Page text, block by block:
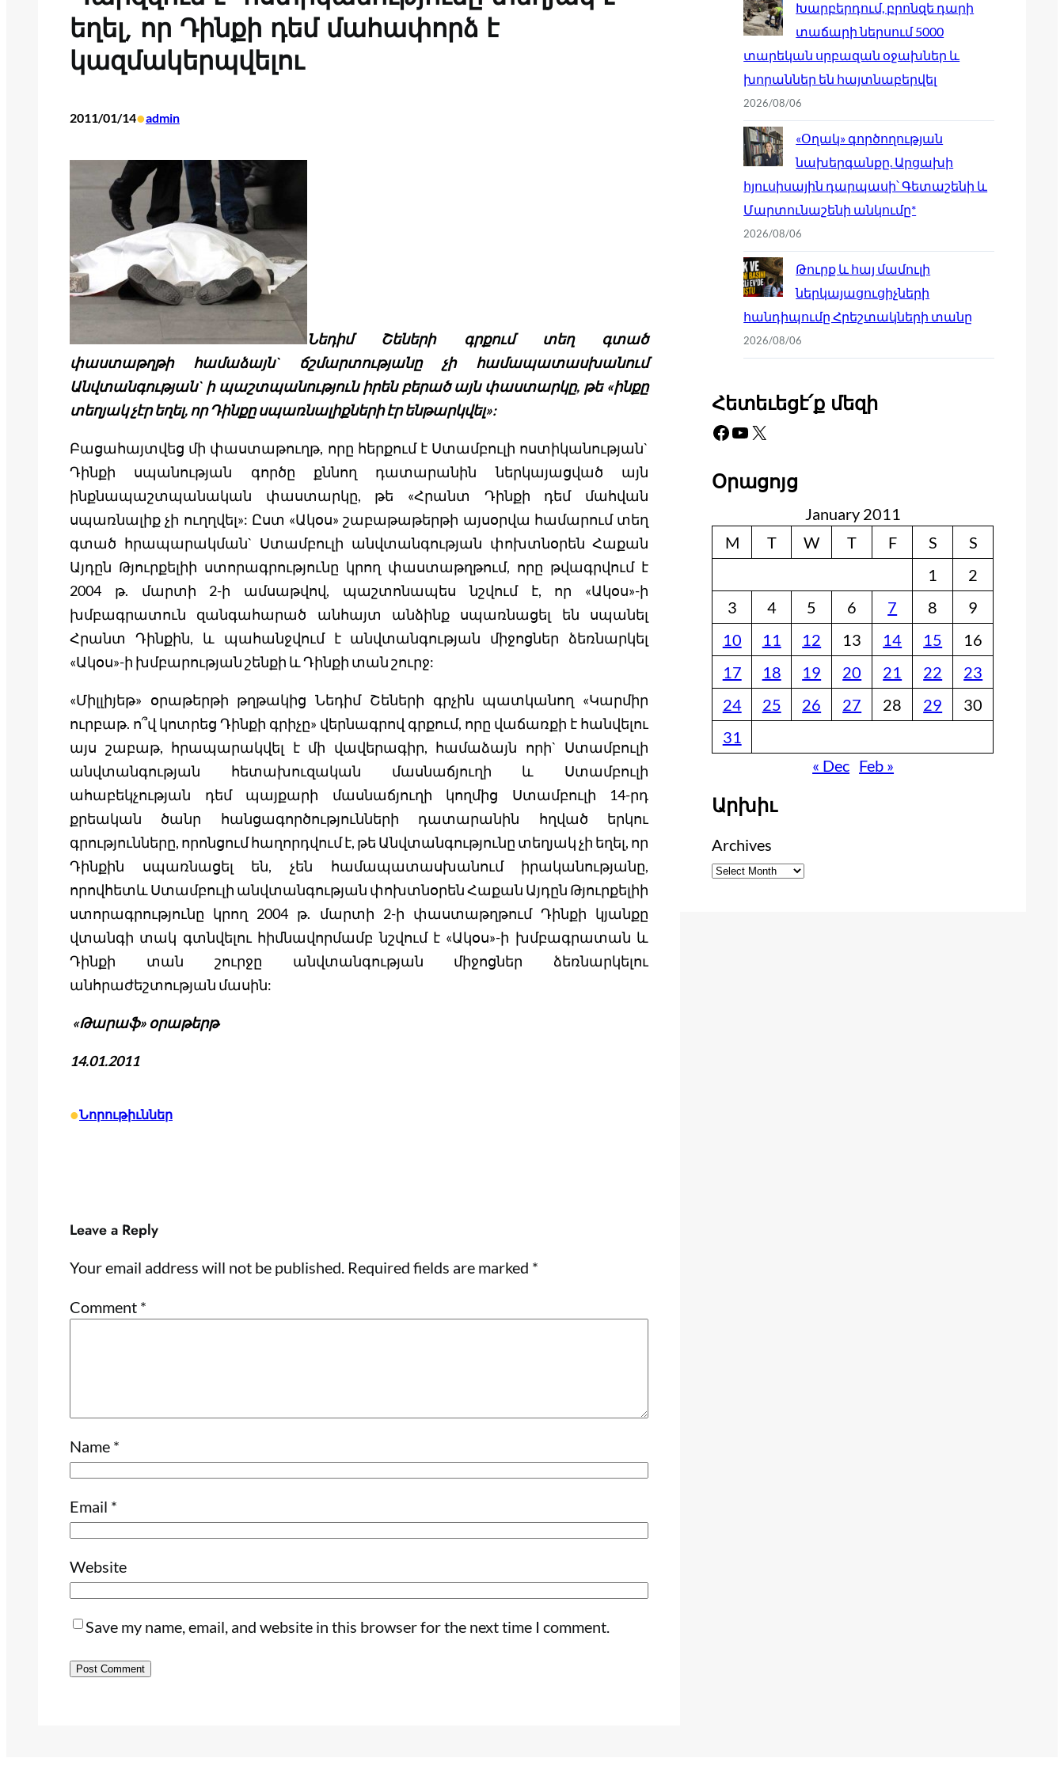
եղել, որ Դինքի դեմ մահափորձ է
կազմակերպվելու
2011/01/14•admin
Նեդիմ Շեների գրքում տեղ գտած
փաստաթղթի համաձայն` ճշմարտությանը չի համապատասխանում
Անվտանգության` ի պաշտպանություն իրեն բերած այն փաստարկը, թե «ինքը
տեղյակ չէր եղել, որ Դինքը սպառնալիքների էր ենթարկվել»:
Բացահայտվեց մի փաստաթուղթ, որը հերքում է Ստամբուլի ոստիկանության`
Դինքի սպանության գործը քննող դատարանին ներկայացված այն
ինքնապաշտպանական փաստարկը, թե «Հրանտ Դինքի դեմ մահվան
սպառնալիք չի ուղղվել»: Ըստ «Ակօս» շաբաթաթերթի այսօրվա համարում տեղ
գտած հրապարակման` Ստամբուլի անվտանգության փոխտնօրեն Հաքան
Այդըն Թյուրքելիի ստորագրությունը կրող փաստաթղթում, որը թվագրվում է
2004 թ. մարտի 2-ի ամսաթվով, պաշտոնապես նշվում է, որ «Ակօս»-ի
խմբագրատուն զանգահարած անհայտ անձինք սպառնացել են սպանել
Հրանտ Դինքին, և պահանջվում է անվտանգության միջոցներ ձեռնարկել
«Ակօս»-ի խմբարության շենքի և Դինքի տան շուրջ:
«Միլլիյեթ» օրաթերթի թղթակից Նեդիմ Շեների գրչին պատկանող «Կարմիր
ուրբաթ. ո՞վ կոտրեց Դինքի գրիչը» վերնագրով գրքում, որը վաճառքի է հանվելու
այս շաբաթ, հրապարակվել է մի վավերագիր, համաձայն որի` Ստամբուլի
անվտանգության հետախուզական մասնաճյուղի և Ստամբուլի
ահաբեկչության դեմ պայքարի մասնաճյուղի կողմից Ստամբուլի 14-րդ
քրեական ծանր հանցագործությունների դատարանին հղված երկու
գրությունները, որոնցում հաղորդվում է, թե Անվտանգությունը տեղյակ չի եղել, որ
Դինքին սպառնացել են, չեն համապատասխանում իրականությանը,
որովհետև Ստամբուլի անվտանգության փոխտնօրեն Հաքան Այդըն Թյուրքելիի
ստորագրությունը կրող 2004 թ. մարտի 2-ի փաստաթղթում Դինքի կյանքը
վտանգի տակ գտնվելու հիմնավորմամբ նշվում է «Ակօս»-ի խմբագրատան և
Դինքի տան շուրջը անվտանգության միջոցներ ձեռնարկելու
անհրաժեշտության մասին:
«Թարաֆ» օրաթերթ
14.01.2011
•Նորութիւններ
Leave a Reply
Your email address will not be published. Required fields are marked *
Comment *
Name *
Email *
Website
Save my name, email, and website in this browser for the next time I comment.
Խարբերդում, բրոնզե դարի
տաճարի ներսում 5000
տարեկան սրբազան օջախներ և
խորաններ են հայտնաբերվել
2026/08/06
«Օղակ» գործողության
նախերգանքը. Արցախի
հյուսիսային դարպասի՝ Գետաշենի և
Մարտունաշենի անկումը*
2026/08/06
Թուրք և հայ մամուլի
ներկայացուցիչների
հանդիպումը Հրեշտակների տանը
2026/08/06
Հետեւեցէ՛ք մեզի
Facebook YouTube X
Օրացոյց
January 2011
M
T W T F S
S
1
2
3
4 5 6 7 8
9
10
11 12 13 14 15
16
17
18 19 20 21 22
23
24
25 26 27 28 29
30
31
« Dec Feb »
Արխիւ
Archives